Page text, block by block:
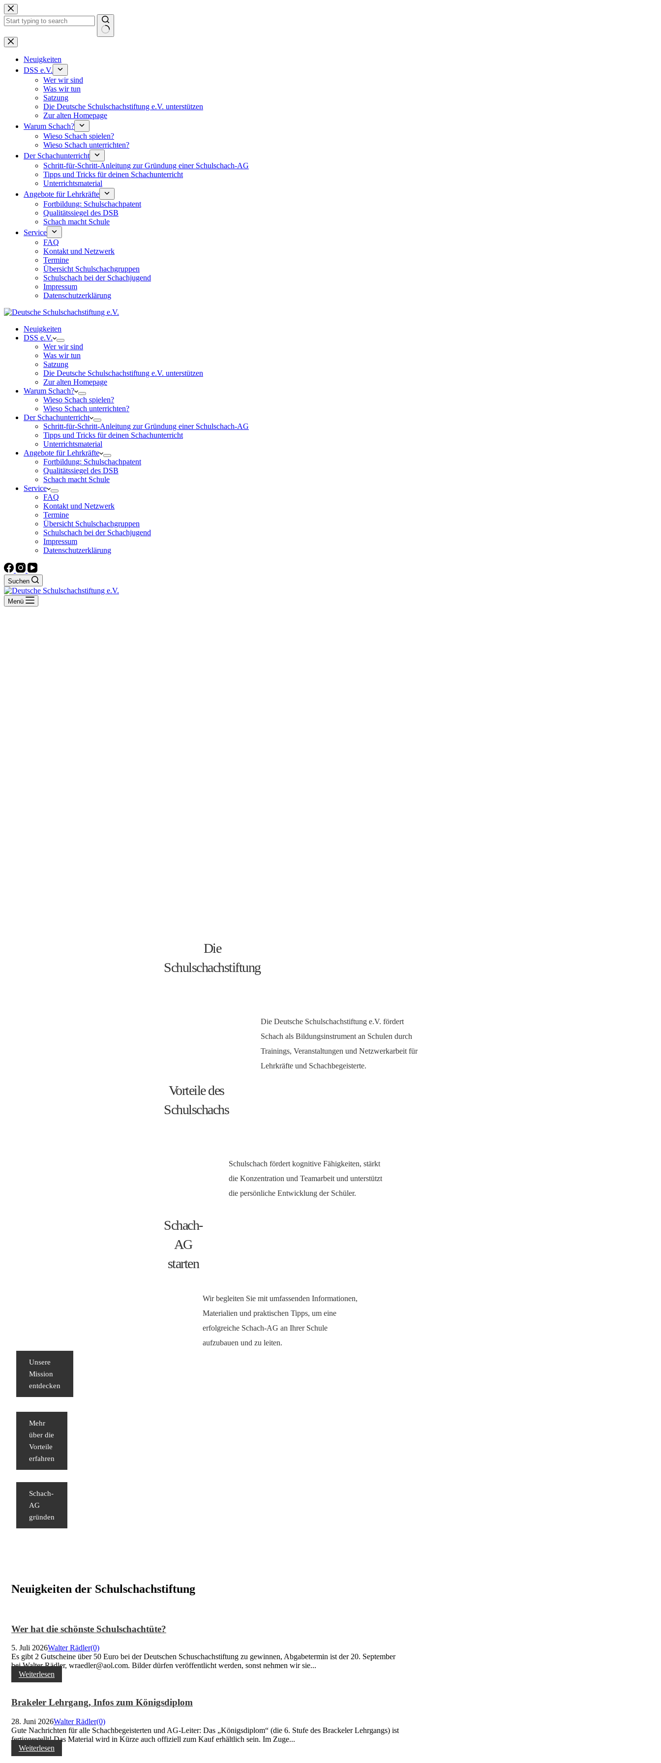
Keine
Ergebnisse
Neuigkeiten
DSS e.V.
Wer wir sind
Was wir tun
Satzung
Die Deutsche Schulschachstiftung e.V. unterstützen
Zur alten Homepage
Warum Schach?
Wieso Schach spielen?
Wieso Schach unterrichten?
Der Schachunterricht
Schritt-für-Schritt-Anleitung zur Gründung einer Schulschach-AG
Tipps und Tricks für deinen Schachunterricht
Unterrichtsmaterial
Angebote für Lehrkräfte
Fortbildung: Schulschachpatent
Qualitätssiegel des DSB
Schach macht Schule
Service
FAQ
Kontakt und Netzwerk
Termine
Übersicht Schulschachgruppen
Schulschach bei der Schachjugend
Impressum
Datenschutzerklärung
Neuigkeiten
DSS e.V.
Wer wir sind
Was wir tun
Satzung
Die Deutsche Schulschachstiftung e.V. unterstützen
Zur alten Homepage
Warum Schach?
Wieso Schach spielen?
Wieso Schach unterrichten?
Der Schachunterricht
Schritt-für-Schritt-Anleitung zur Gründung einer Schulschach-AG
Tipps und Tricks für deinen Schachunterricht
Unterrichtsmaterial
Angebote für Lehrkräfte
Fortbildung: Schulschachpatent
Qualitätssiegel des DSB
Schach macht Schule
Service
FAQ
Kontakt und Netzwerk
Termine
Übersicht Schulschachgruppen
Schulschach bei der Schachjugend
Impressum
Datenschutzerklärung
Suchen
Menü
Die
Schulschachstiftung
Die Deutsche Schulschachstiftung e.V. fördert
Schach als Bildungsinstrument an Schulen durch
Trainings, Veranstaltungen und Netzwerkarbeit für
Lehrkräfte und Schachbegeisterte.
Vorteile des
Schulschachs
Schulschach fördert kognitive Fähigkeiten, stärkt
die Konzentration und Teamarbeit und unterstützt
die persönliche Entwicklung der Schüler.
Schach-
AG
starten
Wir begleiten Sie mit umfassenden Informationen,
Materialien und praktischen Tipps, um eine
erfolgreiche Schach-AG an Ihrer Schule
aufzubauen und zu leiten.
Unsere
Mission
entdecken
Mehr
über die
Vorteile
erfahren
Schach-
AG
gründen
Neuigkeiten der Schulschachstiftung
Wer hat die schönste Schulschachtüte?
5. Juli 2026Walter Rädler(0)
Es gibt 2 Gutscheine über 50 Euro bei der Deutschen Schuschachstiftung zu gewinnen, Abgabetermin ist der 20. September
bei Walter Rädler, wraedler@aol.com. Bilder dürfen veröffentlicht werden, sonst nehmen wir sie...
Weiterlesen
Brakeler Lehrgang, Infos zum Königsdiplom
28. Juni 2026Walter Rädler(0)
Gute Nachrichten für alle Schachbegeisterten und AG-Leiter: Das „Königsdiplom“ (die 6. Stufe des Brackeler Lehrgangs) ist
fertiggestellt! Das Material wird in Kürze auch offiziell zum Kauf erhältlich sein. Im Zuge...
Weiterlesen